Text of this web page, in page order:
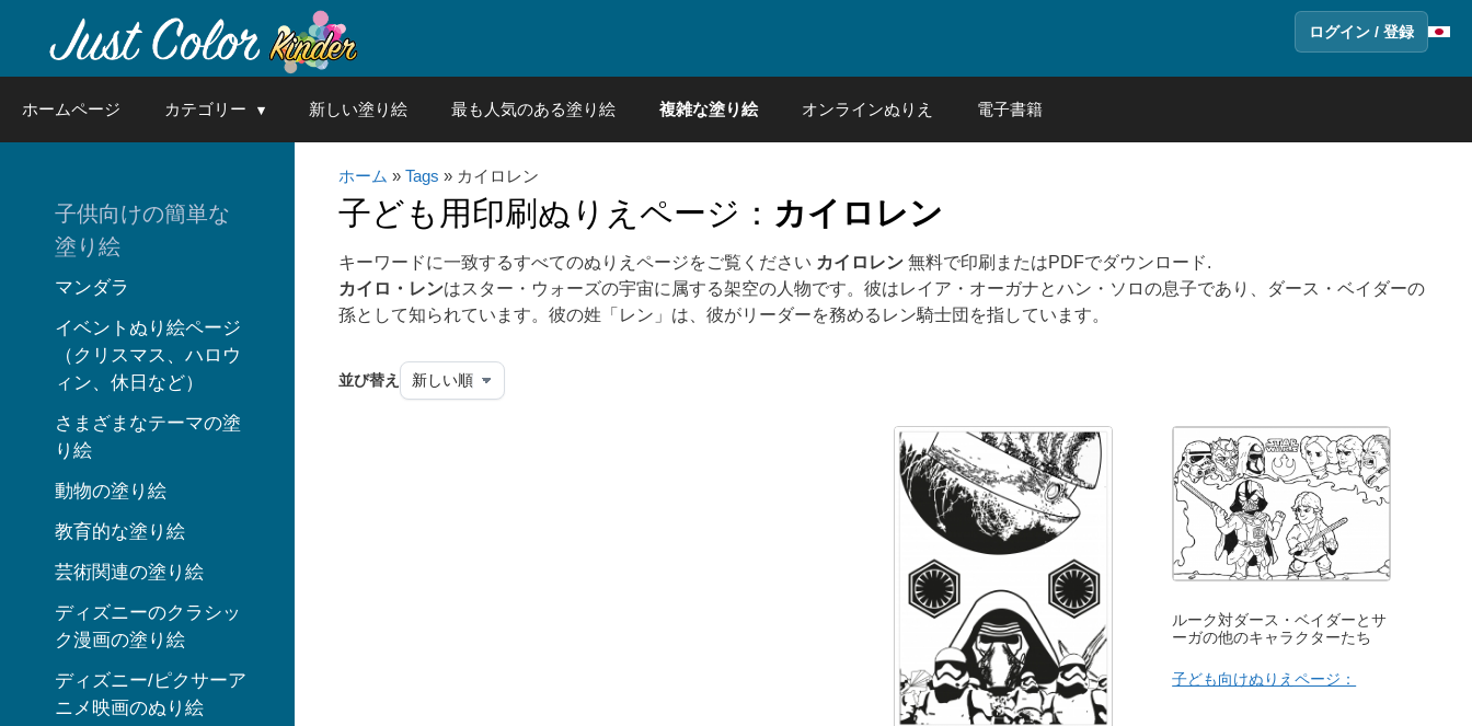
content
ログイン / 登録
ホームページ カテゴリー 新しい塗り絵 最も人気のある塗り絵 複雑な塗り絵 オンラインぬりえ 電子書籍
ホーム » Tags » カイロレン
子ども用印刷ぬりえページ： カイロレン
キーワードに一致するすべてのぬりえページをご覧ください カイロレン無料で印刷またはPDFでダウンロード.
カイロ・レンはスター・ウォーズの宇宙に属する架空の人物です。彼はレイア・オーガナとハン・ソロの息子であり、ダース・ベイダーの
孫として知られています。彼の姓「レン」は、彼がリーダーを務めるレン騎士団を指しています。
並び替え
ルーク対ダース・ベイダーとサ
ーガの他のキャラクターたち
子ども向けぬりえページ：
子供向けの簡単な
塗り絵
マンダラ
イベントぬり絵ページ
（クリスマス、ハロウ
ィン、休日など）
さまざまなテーマの塗
り絵
動物の塗り絵
教育的な塗り絵
芸術関連の塗り絵
ディズニーのクラシッ
ク漫画の塗り絵
ディズニー/ピクサーア
ニメ映画のぬり絵